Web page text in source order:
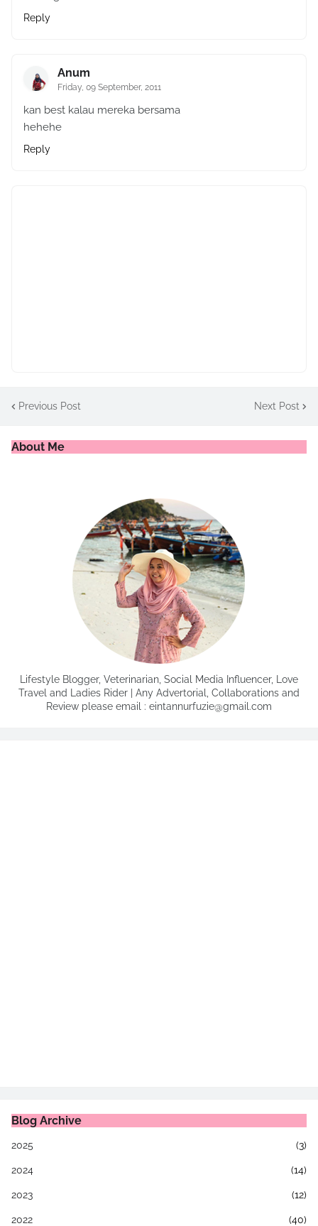
Reply
Anum
Friday, 09 September, 2011
kan best kalau mereka bersama
hehehe
Reply
Previous Post Next Post
About Me
Lifestyle Blogger, Veterinarian, Social Media Influencer, Love
Travel and Ladies Rider | Any Advertorial, Collaborations and
Review please email : eintannurfuzie@gmail.com
Blog Archive
2025 (3)
2024 (14)
2023 (12)
2022 (40)